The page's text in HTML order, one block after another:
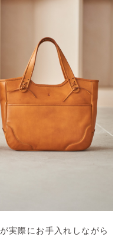
実際にお手入れしながら